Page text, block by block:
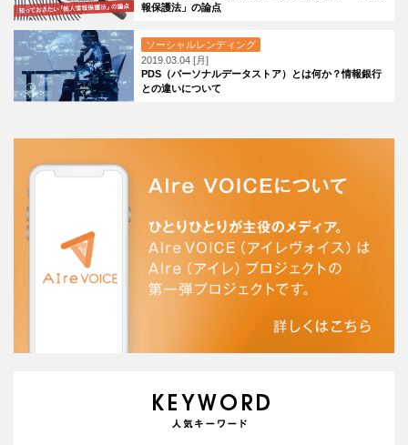
報保護法」の論点
ソーシャルレンディング
2019.03.04 [月]
PDS（パーソナルデータストア）とは何か？情報銀行
との違いについて